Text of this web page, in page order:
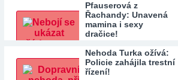
Pfauserová z
Řachandy: Unavená
mamina i sexy
dračice!
Nehoda Turka ožívá:
Policie zahájila trestní
řízení!